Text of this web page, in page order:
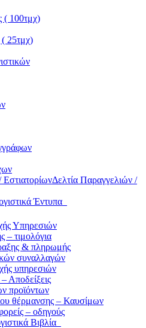
( 100τμχ)
( 25τμχ)
Δελτία Παραγγελιών /
Έντυπα
Υπηρεσιών
– τιμολόγια
& πληρωμής
συναλλαγών
υπηρεσιών
Αποδείξεις
προϊόντων
θέρμανσης – Καυσίμων
– οδηγούς
Βιβλία